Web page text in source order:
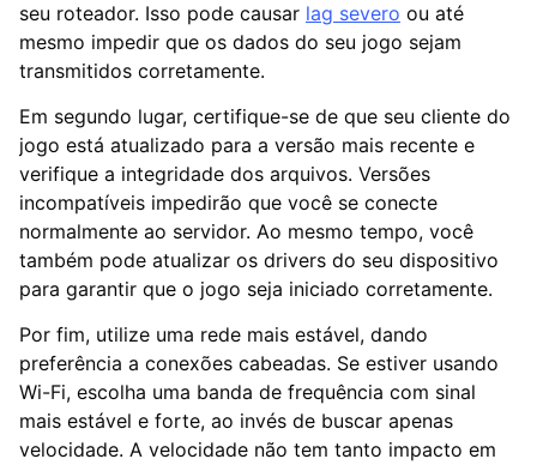
seu roteador. Isso pode causar lag severo ou até
mesmo impedir que os dados do seu jogo sejam
transmitidos corretamente.
Em segundo lugar, certifique-se de que seu cliente do
jogo está atualizado para a versão mais recente e
verifique a integridade dos arquivos. Versões
incompatíveis impedirão que você se conecte
normalmente ao servidor. Ao mesmo tempo, você
também pode atualizar os drivers do seu dispositivo
para garantir que o jogo seja iniciado corretamente.
Por fim, utilize uma rede mais estável, dando
preferência a conexões cabeadas. Se estiver usando
Wi-Fi, escolha uma banda de frequência com sinal
mais estável e forte, ao invés de buscar apenas
velocidade. A velocidade não tem tanto impacto em